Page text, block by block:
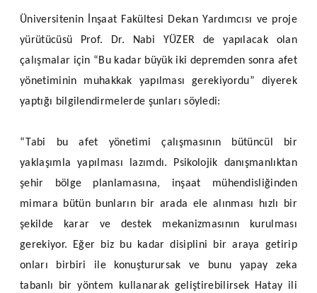
Üniversitenin İnşaat Fakültesi Dekan Yardımcısı ve proje
yürütücüsü Prof. Dr. Nabi YÜZER de yapılacak olan
çalışmalar için “Bu kadar büyük iki depremden sonra afet
yönetiminin muhakkak yapılması gerekiyordu” diyerek
yaptığı bilgilendirmelerde şunları söyledi:
“Tabi bu afet yönetimi çalışmasının bütüncül bir
yaklaşımla yapılması lazımdı. Psikolojik danışmanlıktan
şehir bölge planlamasına, inşaat mühendisliğinden
mimara bütün bunların bir arada ele alınması hızlı bir
şekilde karar ve destek mekanizmasının kurulması
gerekiyor. Eğer biz bu kadar disiplini bir araya getirip
onları birbiri ile konuşturursak ve bunu yapay zeka
tabanlı bir yöntem kullanarak geliştirebilirsek Hatay ili